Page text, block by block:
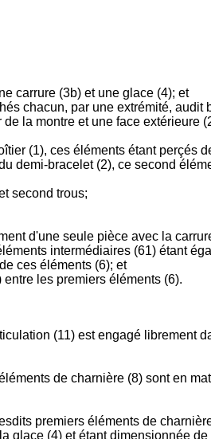
carrure (3b) et une glace (4); et
chacun, par une extrémité,
la montre et une face extérieure
(1), ces éléments étant perçés
demi-bracelet (2), ce second
second trous;
d'une seule pièce avec la
intermédiaires (61) étant
ces éléments (6); et
les premiers éléments (6).
(11) est engagé librement
de charnière (8) sont en
premiers éléments de
(4) et étant dimensionnée